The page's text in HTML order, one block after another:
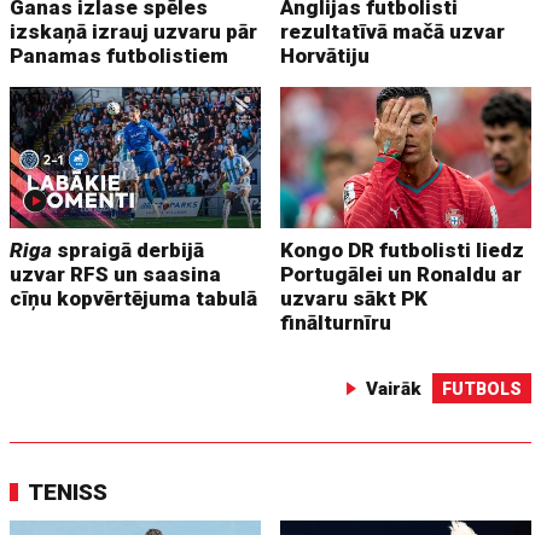
Ganas izlase spēles
izskaņā izrauj uzvaru pār
Panamas futbolistiem
Anglijas futbolisti
rezultatīvā mačā uzvar
Horvātiju
Riga spraigā derbijā
uzvar RFS un saasina
cīņu kopvērtējuma tabulā
Kongo DR futbolisti liedz
Portugālei un Ronaldu ar
uzvaru sākt PK
finālturnīru
Vairāk FUTBOLS
TENISS